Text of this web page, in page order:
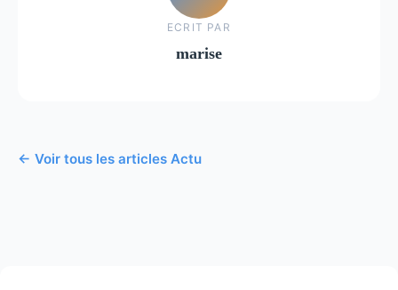
ECRIT PAR
marise
← Voir tous les articles Actu